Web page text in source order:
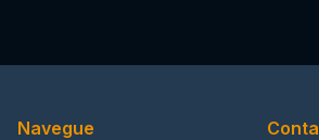
Navegue Conta